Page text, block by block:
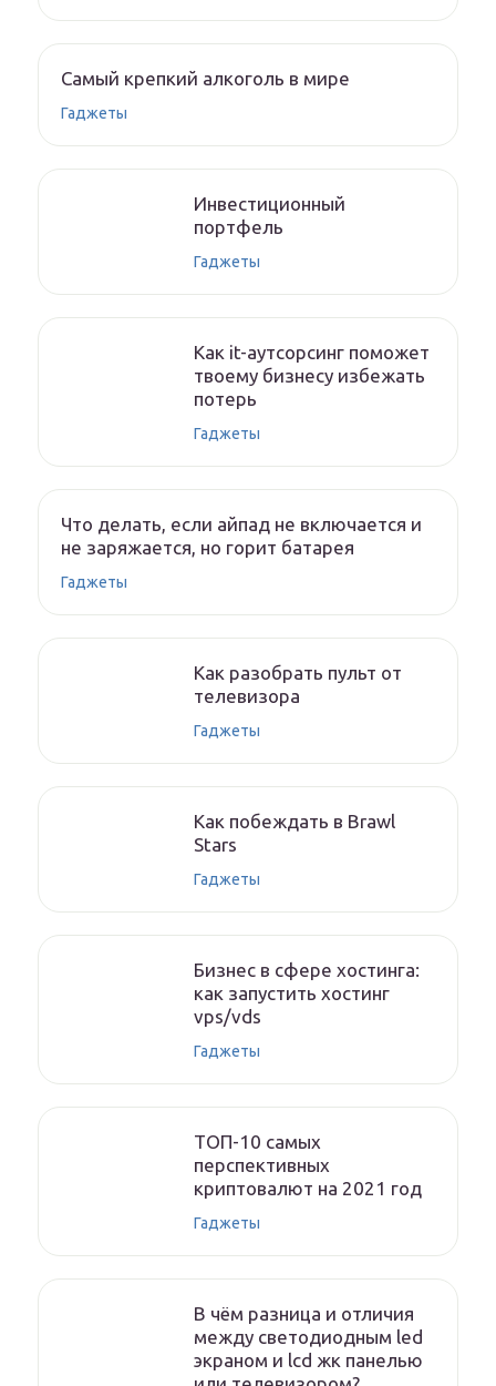
Самый крепкий алкоголь в мире
Гаджеты
Инвестиционный
портфель
Гаджеты
Как it-аутсорсинг поможет
твоему бизнесу избежать
потерь
Гаджеты
Что делать, если айпад не включается и
не заряжается, но горит батарея
Гаджеты
Как разобрать пульт от
телевизора
Гаджеты
Как побеждать в Brawl
Stars
Гаджеты
Бизнес в сфере хостинга:
как запустить хостинг
vps/vds
Гаджеты
ТОП-10 самых
перспективных
криптовалют на 2021 год
Гаджеты
В чём разница и отличия
между светодиодным led
экраном и lcd жк панелью